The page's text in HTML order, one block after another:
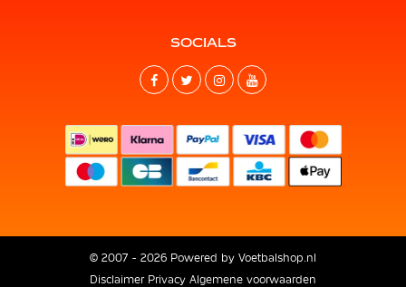
SOCIALS
© 2007 - 2026 Powered by Voetbalshop.nl
Disclaimer Privacy Algemene voorwaarden